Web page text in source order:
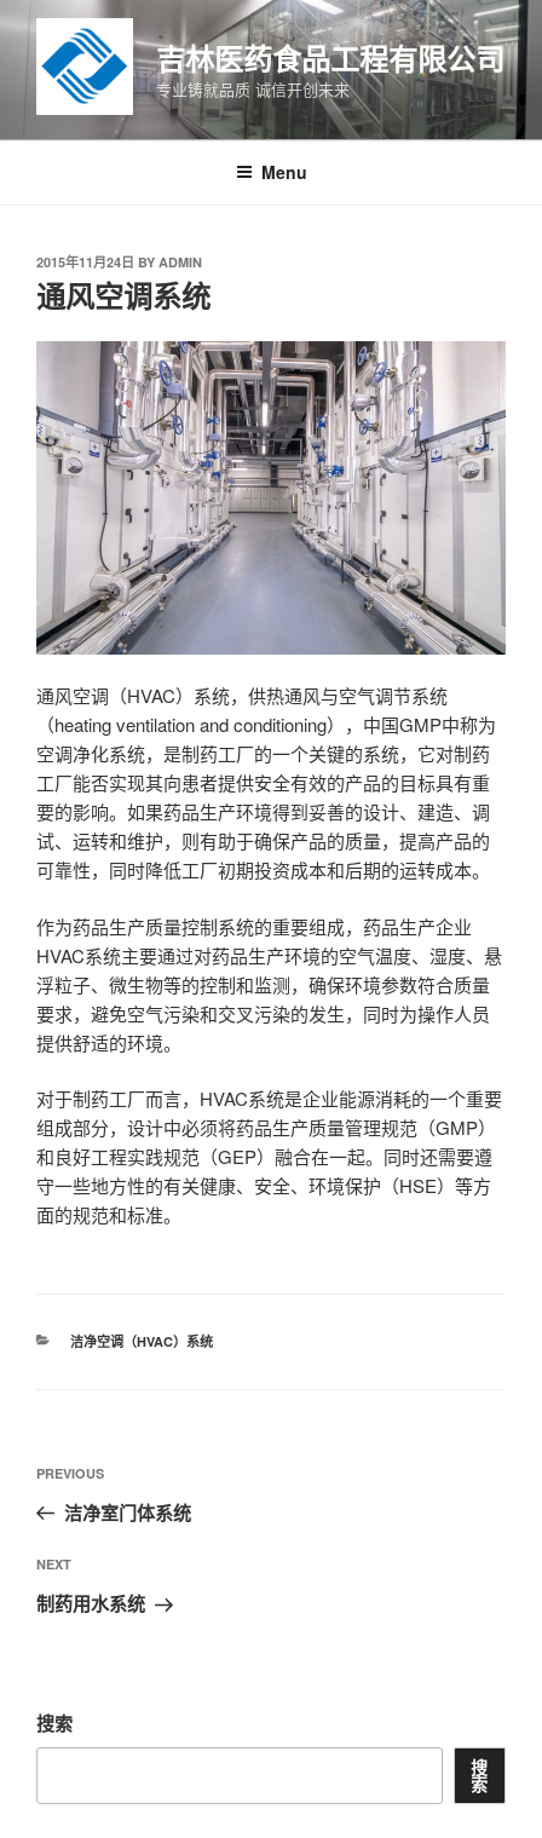
content
吉林医药食品工程有限公司
专业铸就品质 诚信开创未来
Menu
POSTED
ON
2015年11月24日 BY ADMIN
通风空调系统
通风空调（HVAC）系统，供热通风与空气调节系统
（heating ventilation and conditioning），中国GMP中称为
空调净化系统，是制药工厂的一个关键的系统，它对制药
工厂能否实现其向患者提供安全有效的产品的目标具有重
要的影响。如果药品生产环境得到妥善的设计、建造、调
试、运转和维护，则有助于确保产品的质量，提高产品的
可靠性，同时降低工厂初期投资成本和后期的运转成本。
作为药品生产质量控制系统的重要组成，药品生产企业
HVAC系统主要通过对药品生产环境的空气温度、湿度、悬
浮粒子、微生物等的控制和监测，确保环境参数符合质量
要求，避免空气污染和交叉污染的发生，同时为操作人员
提供舒适的环境。
对于制药工厂而言， HVAC系统是企业能源消耗的一个重要
组成部分，设计中必须将药品生产质量管理规范（GMP）
和良好工程实践规范（GEP）融合在一起。同时还需要遵
守一些地方性的有关健康、安全、环境保护（HSE）等方
面的规范和标准。
CATEGORIES
洁净空调（HVAC）系统
文
导
航
Previous
Post
PREVIOUS
洁净室门体系统
Next
Post
NEXT
制药用水系统
搜索
搜
索